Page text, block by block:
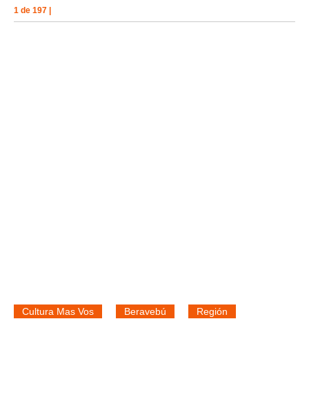
1 de 197 |
Cultura Mas Vos Beravebú Región